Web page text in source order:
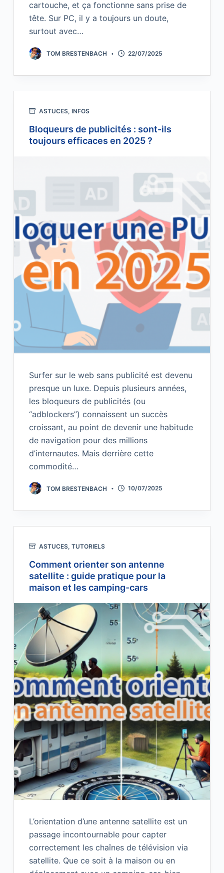
cartouche, et ça fonctionne sans prise de
tête. Sur PC, il y a toujours un doute,
surtout avec…
TOM BRESTENBACH 22/07/2025
ASTUCES, INFOS
Bloqueurs de publicités : sont-ils
toujours efficaces en 2025 ?
Surfer sur le web sans publicité est devenu
presque un luxe. Depuis plusieurs années,
les bloqueurs de publicités (ou
“adblockers”) connaissent un succès
croissant, au point de devenir une habitude
de navigation pour des millions
d’internautes. Mais derrière cette
commodité…
TOM BRESTENBACH 10/07/2025
ASTUCES, TUTORIELS
Comment orienter son antenne
satellite : guide pratique pour la
maison et les camping-cars
L’orientation d’une antenne satellite est un
passage incontournable pour capter
correctement les chaînes de télévision via
satellite. Que ce soit à la maison ou en